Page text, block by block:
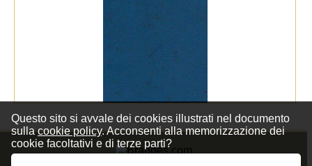
Questo sito si avvale dei cookies illustrati nel documento
sullacookie policy. Acconsenti alla memorizzazione dei
cookie facoltativi e di terze parti?